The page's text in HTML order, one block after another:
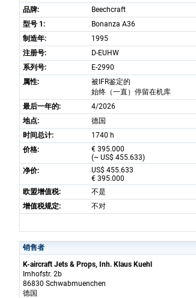
品牌:
Beechcraft
型号 1:
Bonanza A36
制造年:
1995
注册号:
D-EUHW
系列号:
E-2990
属性:
被IFR鉴定的
始终（一直）停留在机库
最后一年的:
4/2026
地点:
德国
时间总计:
1740 h
价格:
€ 395.000
(~ US$ 455.633)
净价:
US$ 455.633
€ 395.000
欧盟增值税:
不是
增值税规定:
不对
销售者
K-aircraft Jets & Props, Inh. Klaus Kuehl
Imhofstr. 2b
86830 Schwabmuenchen
德国